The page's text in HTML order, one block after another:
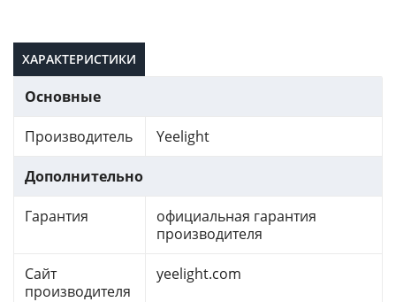
ХАРАКТЕРИСТИКИ
Основные
Производитель Yeelight
Дополнительно
Гарантия
официальная гарантия
производителя
Сайт
производителя
yeelight.com